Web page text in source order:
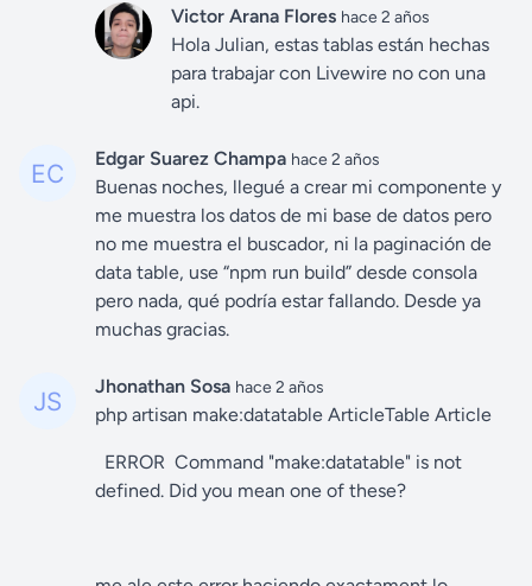
Victor Arana Flores hace 2 años
Hola Julian, estas tablas están hechas
para trabajar con Livewire no con una
api.
Edgar Suarez Champa hace 2 años
Buenas noches, llegué a crear mi componente y
me muestra los datos de mi base de datos pero
no me muestra el buscador, ni la paginación de
data table, use “npm run build” desde consola
pero nada, qué podría estar fallando. Desde ya
muchas gracias.
Jhonathan Sosa hace 2 años
php artisan make:datatable ArticleTable Article
ERROR Command "make:datatable" is not
defined. Did you mean one of these?